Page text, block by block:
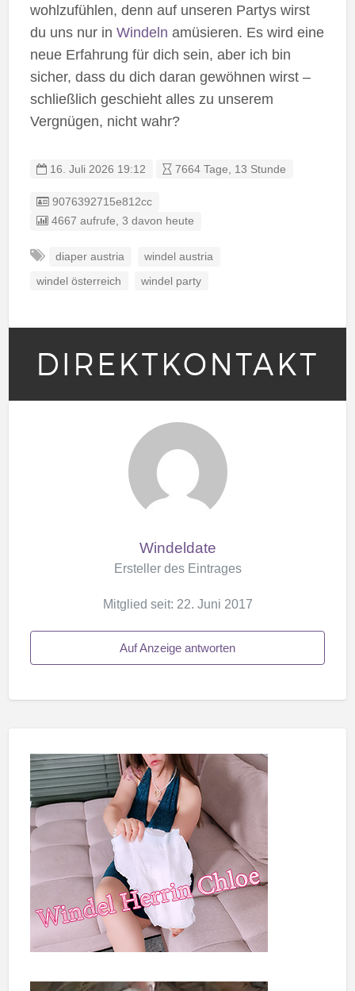
wohlzufühlen, denn auf unseren Partys wirst
du uns nur in Windeln amüsieren. Es wird eine
neue Erfahrung für dich sein, aber ich bin
sicher, dass du dich daran gewöhnen wirst –
schließlich geschieht alles zu unserem
Vergnügen, nicht wahr?
16. Juli 2026 19:12 7664 Tage, 13 Stunde
Listing ID
9076392715e812cc
4667 aufrufe, 3 davon heute
diaper austria windel austria
windel österreich windel party
Windeldate
Ersteller des Eintrages
Mitglied seit: 22. Juni 2017
Auf Anzeige antworten